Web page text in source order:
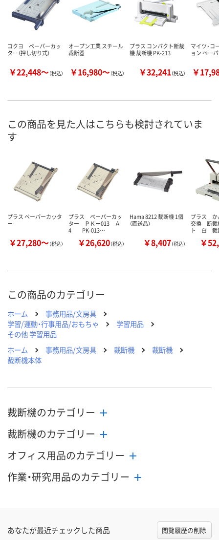
コクヨ ペーパーカッ
ター（押し切り式）
￥22,448～（税込）
オープン工業 スチール
裁断器
￥16,980～（税込）
プラス コンパクト断裁
機 裁断機 PK-213
￥32,241（税込）
マイツ・コ
ョン ペー
￥
この商品を見た人はこちらも検討されていま
す
プラス ペーパーカッタ
ー
￥27,280～（税込）
プラス ペーパーカッ
ター ＰＫー013 Ａ
4 PK-013…
￥26,620（税込）
Hama 8212 裁断機 1個
（直送品）
￥8,407（税込）
プラス か
交換 断
ト 白 裁
￥
この商品のカテゴリー
ホーム
事務用品/文房具
学習/運動・行事用品/おもちゃ
学習用品
その他 学習用品
ホーム
事務用品/文房具 裁断機
裁断機
裁断機本体
裁断機のカテゴリー
裁断機のカテゴリー
オフィス用品のカテゴリー
作業・研究用品のカテゴリー
あなたが最近チェックした商品 閲覧履歴の削除